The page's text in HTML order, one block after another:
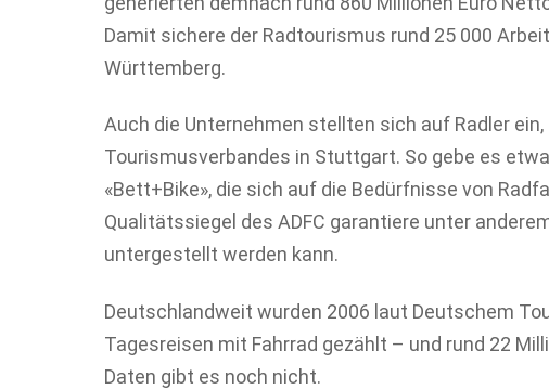
Damit sichere der Radtourismus rund 25 000
Württemberg.
Auch die Unternehmen stellten sich auf Radler
Tourismusverbandes in Stuttgart. So gebe es
«Bett+Bike», die sich auf die Bedürfnisse von
Qualitätssiegel des ADFC garantiere unter
untergestellt werden kann.
Deutschlandweit wurden 2006 laut Deutschem
Tagesreisen mit Fahrrad gezählt – und rund 22
Daten gibt es noch nicht.